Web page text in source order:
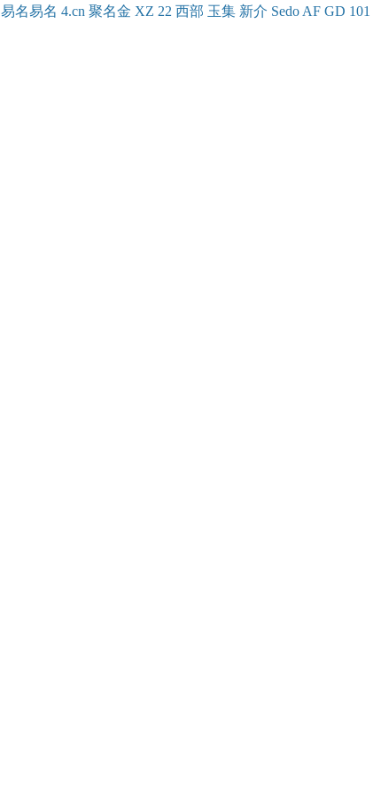
易名易名 4.cn 聚名金 XZ 22 西部 玉集 新介 Sedo AF GD 101